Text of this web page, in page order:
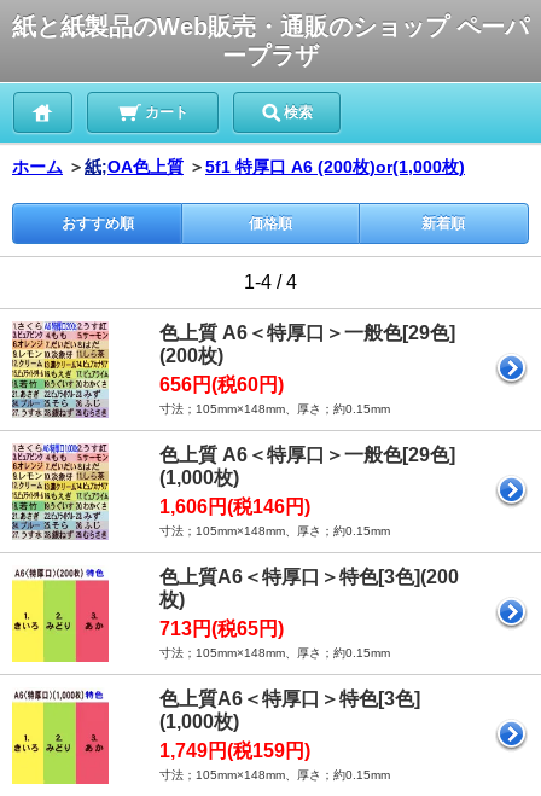
紙と紙製品のWeb販売・通販のショップ ペーパ
ープラザ
カート 検索
ホーム ＞紙;OA色上質 ＞5f1 特厚口 A6 (200枚)or(1,000枚)
おすすめ順 価格順 新着順
1-4 / 4
色上質 A6＜特厚口＞一般色[29色]
(200枚)
656円(税60円)
寸法；105mm×148mm、厚さ；約0.15mm
色上質 A6＜特厚口＞一般色[29色]
(1,000枚)
1,606円(税146円)
寸法；105mm×148mm、厚さ；約0.15mm
色上質A6＜特厚口＞特色[3色](200
枚)
713円(税65円)
寸法；105mm×148mm、厚さ；約0.15mm
色上質A6＜特厚口＞特色[3色]
(1,000枚)
1,749円(税159円)
寸法；105mm×148mm、厚さ；約0.15mm